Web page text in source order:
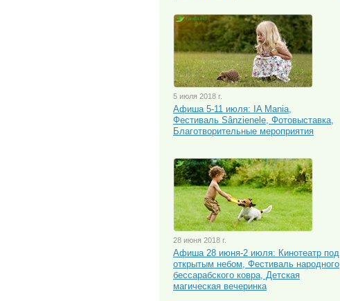
5 июля 2018 г.
Афиша 5-11 июля: IA Mania,
Фестиваль Sânzienele, Фотовыставка,
Благотворительные мероприятия
28 июня 2018 г.
Афиша 28 июня-2 июля: Кинотеатр под
открытым небом, Фестиваль народного
бессарабского ковра, Детская
магическая вечеринка